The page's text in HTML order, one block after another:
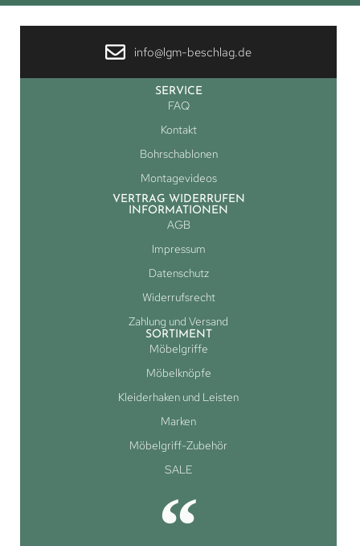
info@lgm-beschlag.de
SERVICE
FAQ
Kontakt
Bohrschablonen
Montagevideos
VERTRAG WIDERRUFEN
INFORMATIONEN
AGB
Impressum
Datenschutz
Widerrufsrecht
Zahlung und Versand
SORTIMENT
Möbelgriffe
Möbelknöpfe
Kleiderhaken und Leisten
Marken
Möbelgriff-Zubehör
SALE